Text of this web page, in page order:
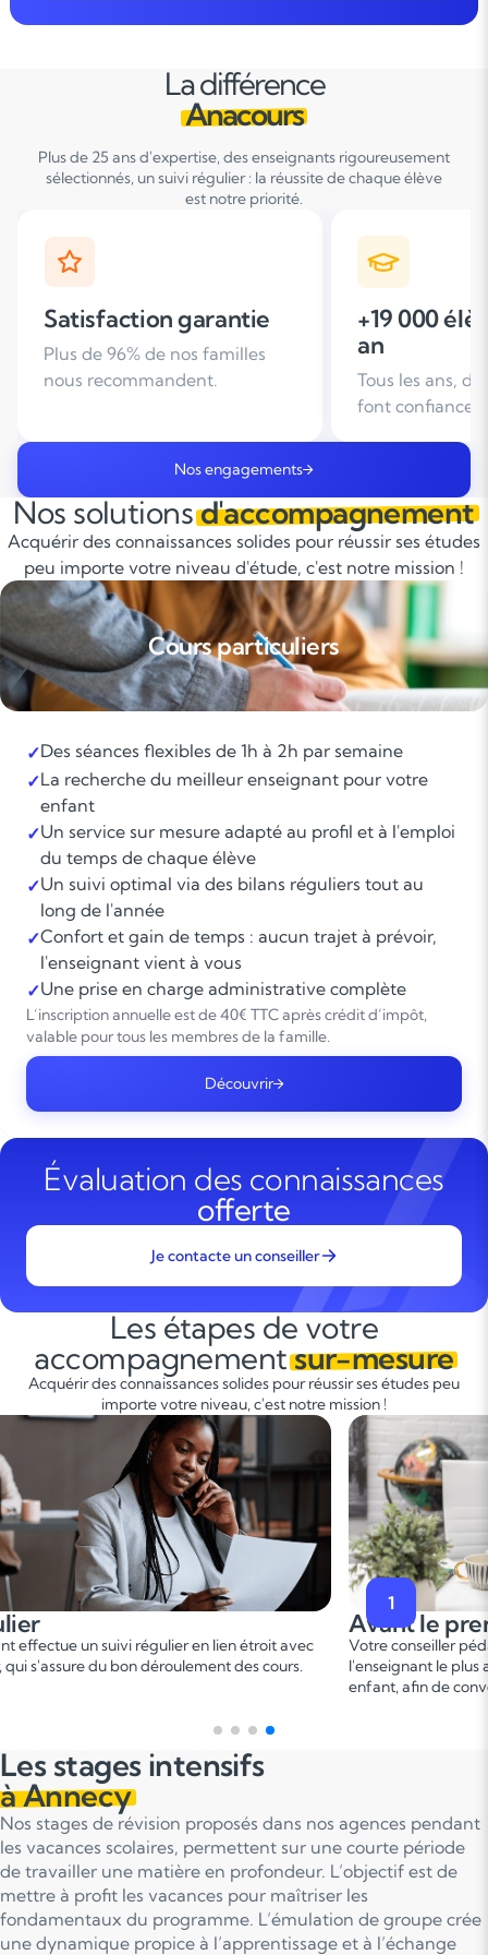
La différence
Anacours
Plus de 25 ans d'expertise, des enseignants rigoureusement
sélectionnés, un suivi régulier : la réussite de chaque élève
est notre priorité.
+19 000 élèves suivis /
an
Tous les ans, des familles nous
+ de 25 ans
Leader du
domicile en
Nos engagements
Nos solutionsd'accompagnement
Acquérir des connaissances solides pour réussir ses études
peu importe votre niveau d'étude, c'est notre mission !
Cours particuliers
✓Des séances flexibles de 1h à 2h par semaine
✓La recherche du meilleur enseignant pour votre
enfant
✓Un service sur mesure adapté au profil et à l'emploi
du temps de chaque élève
✓Un suivi optimal via des bilans réguliers tout au
long de l'année
✓Confort et gain de temps : aucun trajet à prévoir,
l'enseignant vient à vous
✓Une prise en charge administrative complète
L’inscription annuelle est de 40€ TTC après crédit d’impôt,
valable pour tous les membres de la famille.
Découvrir
Évaluation des connaissances
offerte
Je contacte un conseiller
Les étapes de votre
accompagnementsur-mesure
Acquérir des connaissances solides pour réussir ses études peu
importe votre niveau, c'est notre mission !
cours
pédagogique vous met en relation avec
plus adapté en fonction du profil de votre
Pendant
Ce 1ercours
points forts et de
sur le
Les stages intensifs
à Annecy
Nos stages de révision proposés dans nos agences pendant
les vacances scolaires, permettent sur une courte période
de travailler une matière en profondeur. L’objectif est de
mettre à profit les vacances pour maîtriser les
fondamentaux du programme. L’émulation de groupe crée
une dynamique propice à l’apprentissage et à l’échange